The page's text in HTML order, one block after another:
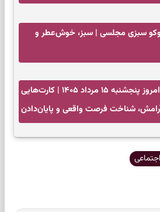
سبزی مجلسی | سبز، خوش‌عطر و
فال تاروت امروز پنجشنبه ۱۵ مرداد ۱۴۰۵ | کارت‌هایی
شناخت فرصت واقعی و پایان‌دادن